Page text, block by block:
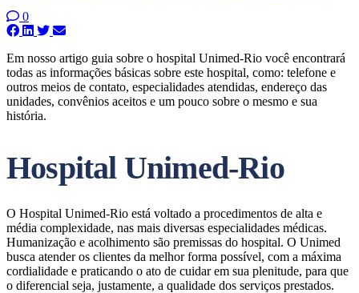
0
Em nosso artigo guia sobre o hospital Unimed-Rio você encontrará
todas as informações básicas sobre este hospital, como: telefone e
outros meios de contato, especialidades atendidas, endereço das
unidades, convênios aceitos e um pouco sobre o mesmo e sua
história.
Hospital Unimed-Rio
O Hospital Unimed-Rio está voltado a procedimentos de alta e
média complexidade, nas mais diversas especialidades médicas.
Humanização e acolhimento são premissas do hospital. O Unimed
busca atender os clientes da melhor forma possível, com a máxima
cordialidade e praticando o ato de cuidar em sua plenitude, para que
o diferencial seja, justamente, a qualidade dos serviços prestados.